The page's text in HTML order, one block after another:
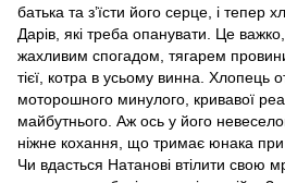
батька та з’їсти його серце, і тепер
Дарів, які треба опанувати. Це
жахливим спогадом, тягарем
тієї, котра в усьому винна. Хлопець
моторошного минулого, кривавої
майбутнього. Аж ось у його
ніжне кохання, що тримає юнака при
Чи вдасться Натанові втілити свою